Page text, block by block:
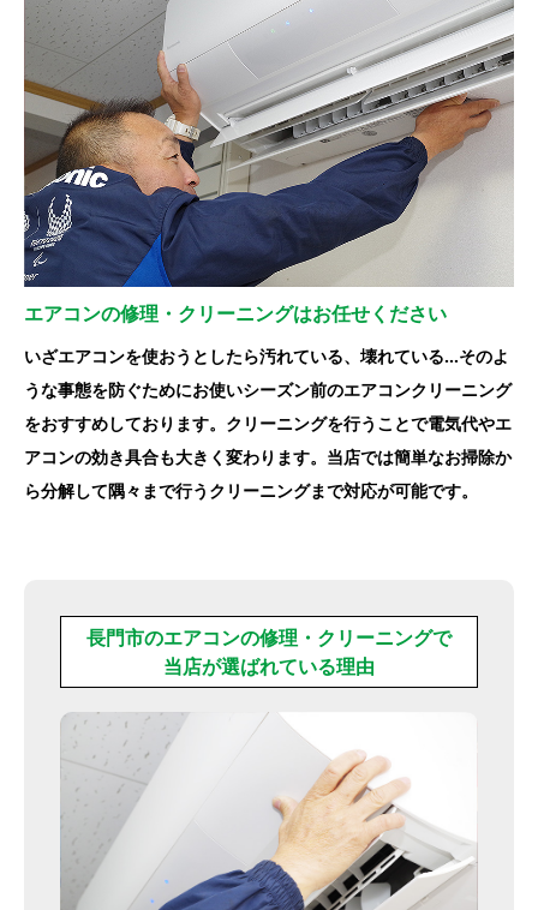
エアコンの修理・クリーニングはお任せください
いざエアコンを使おうとしたら汚れている、壊れている…そのよ
うな事態を防ぐためにお使いシーズン前のエアコンクリーニング
をおすすめしております。クリーニングを行うことで電気代やエ
アコンの効き具合も大きく変わります。当店では簡単なお掃除か
ら分解して隅々まで行うクリーニングまで対応が可能です。
長門市のエアコンの修理・クリーニングで
当店が選ばれている理由